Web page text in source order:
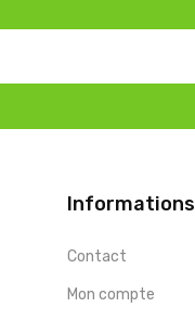
Informations
Contact
Mon compte